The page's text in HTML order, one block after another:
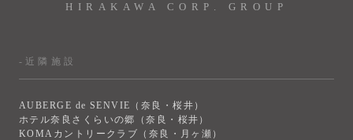
HIRAKAWA CORP. GROUP
-近隣施設
AUBERGE de SENVIE（奈良・桜井）
ホテル奈良さくらいの郷（奈良・桜井）
KOMAカントリークラブ（奈良・月ヶ瀬）